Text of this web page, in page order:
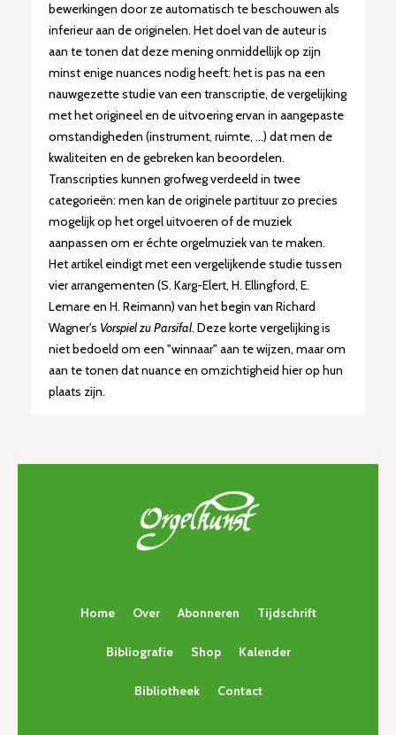
bewerkingen door ze automatisch te beschouwen als
inferieur aan de originelen. Het doel van de auteur is
aan te tonen dat deze mening onmiddellijk op zijn
minst enige nuances nodig heeft: het is pas na een
nauwgezette studie van een transcriptie, de vergelijking
met het origineel en de uitvoering ervan in aangepaste
omstandigheden (instrument, ruimte, ...) dat men de
kwaliteiten en de gebreken kan beoordelen.
Transcripties kunnen grofweg verdeeld in twee
categorieën: men kan de originele partituur zo precies
mogelijk op het orgel uitvoeren of de muziek
aanpassen om er échte orgelmuziek van te maken.
Het artikel eindigt met een vergelijkende studie tussen
vier arrangementen (S. Karg-Elert, H. Ellingford, E.
Lemare en H. Reimann) van het begin van Richard
Wagner's Vorspiel zu Parsifal. Deze korte vergelijking is
niet bedoeld om een ​​"winnaar" aan te wijzen, maar om
aan te tonen dat nuance en omzichtigheid hier op hun
plaats zijn.
Home Over Abonneren Tijdschrift
Bibliografie Shop Kalender
Bibliotheek Contact